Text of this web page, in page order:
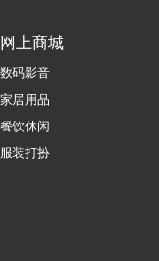
网上商城
数码影音
家居用品
餐饮休闲
服装打扮